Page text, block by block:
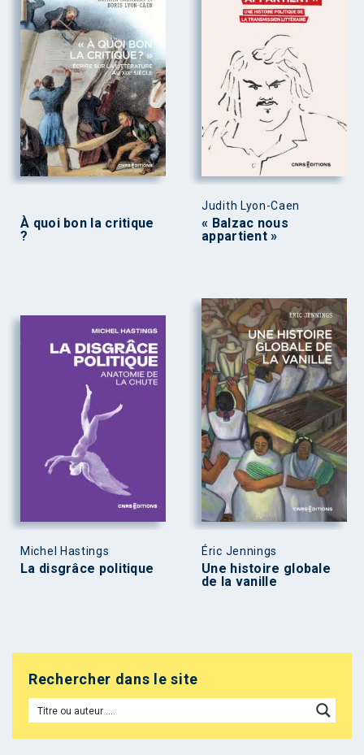
À quoi bon la critique
?
Judith Lyon-Caen
« Balzac nous
appartient »
Michel Hastings
La disgrâce politique
Éric Jennings
Une histoire globale
de la vanille
Rechercher dans le site